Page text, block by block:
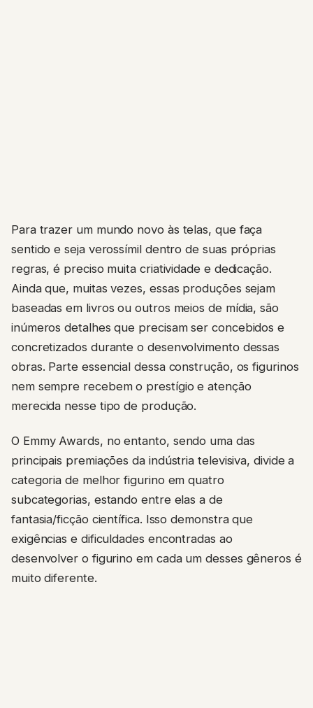
Para trazer um mundo novo às telas, que faça
sentido e seja verossímil dentro de suas próprias
regras, é preciso muita criatividade e dedicação.
Ainda que, muitas vezes, essas produções sejam
baseadas em livros ou outros meios de mídia, são
inúmeros detalhes que precisam ser concebidos e
concretizados durante o desenvolvimento dessas
obras. Parte essencial dessa construção, os figurinos
nem sempre recebem o prestígio e atenção
merecida nesse tipo de produção.
O Emmy Awards, no entanto, sendo uma das
principais premiações da indústria televisiva, divide a
categoria de melhor figurino em quatro
subcategorias, estando entre elas a de
fantasia/ficção científica. Isso demonstra que
exigências e dificuldades encontradas ao
desenvolver o figurino em cada um desses gêneros é
muito diferente.